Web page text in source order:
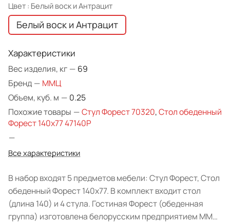
Цвет : Белый воск и Антрацит
Белый воск и Антрацит
Характеристики
Вес изделия, кг — 69
Бренд — ММЦ
Объем, куб. м — 0.25
Похожие товары —Стул Форест 70320,Стол обеденный
Форест 140х77 47140Р
—
Все характеристики
В набор входят 5 предметов мебели: Стул Форест, Стол
обеденный Форест 140х77. В комплект входит стол
(длина 140) и 4 стула. Гостиная Форест (обеденная
группа) изготовлена белорусским предприятием ММЦ.